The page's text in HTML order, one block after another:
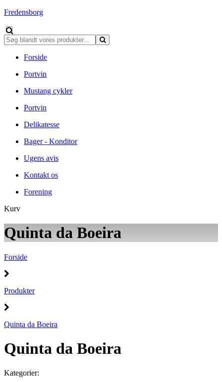
Fredensborg
Forside
Portvin
Mustang cykler
Portvin
Delikatesse
Bager - Konditor
Ugens avis
Kontakt os
Forening
Kurv
Quinta da Boeira
Forside
Produkter
Quinta da Boeira
Quinta da Boeira
Kategorier: